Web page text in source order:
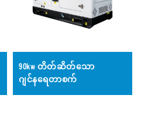
90kw တိတ်ဆိတ်သော
ဂျင်နရေတာစက်